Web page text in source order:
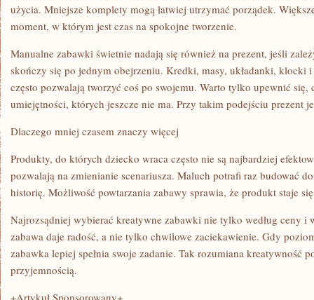
użycia. Mniejsze komplety mogą łatwiej utrzymać porządek.
moment, w którym jest czas na spokojne tworzenie.
Manualne zabawki świetnie nadają się również na prezent, jeśli
skończy się po jednym obejrzeniu. Kredki, masy, układanki, klocki
często pozwalają tworzyć coś po swojemu. Warto tylko upewnić się,
umiejętności, których jeszcze nie ma. Przy takim podejściu prezent
Dlaczego mniej czasem znaczy więcej
Produkty, do których dziecko wraca często nie są najbardziej
pozwalają na zmienianie scenariusza. Maluch potrafi raz budować
historię. Możliwość powtarzania zabawy sprawia, że produkt staje
Najrozsądniej wybierać kreatywne zabawki nie tylko według ceny i
zabawa daje radość, a nie tylko chwilowe zaciekawienie. Gdy
zabawka lepiej spełnia swoje zadanie. Tak rozumiana kreatywność
przyjemnością.
+Artykuł Sponsorowany+